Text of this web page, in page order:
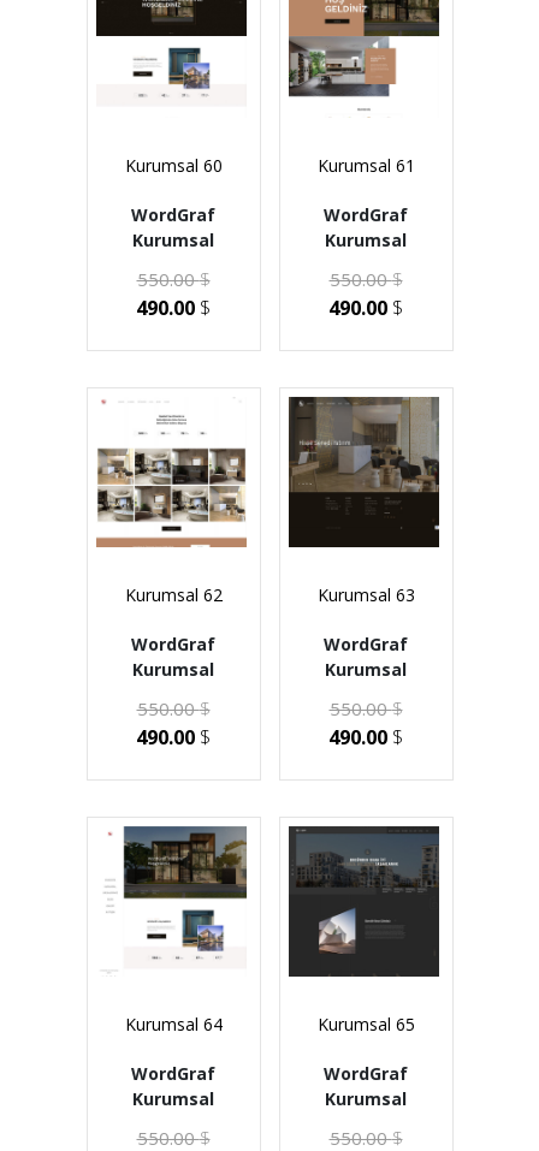
Kurumsal 60
WordGraf
Kurumsal
550.00$
490.00 $
Kurumsal 61
WordGraf
Kurumsal
550.00$
490.00 $
Kurumsal 62
WordGraf
Kurumsal
550.00$
490.00 $
Kurumsal 63
WordGraf
Kurumsal
550.00$
490.00 $
Kurumsal 64
WordGraf
Kurumsal
550.00$
Kurumsal 65
WordGraf
Kurumsal
550.00$